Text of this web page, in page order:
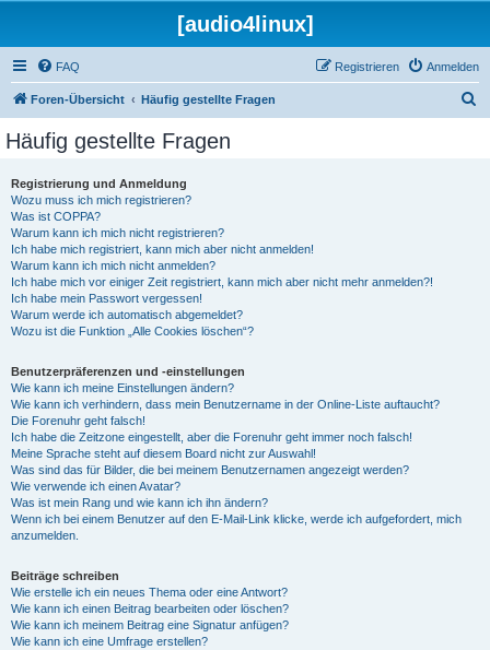
[audio4linux]
FAQ Anmelden
Registrieren
Foren-Übersicht Häufig gestellte Fragen
Häufig gestellte Fragen
Registrierung und Anmeldung
Wozu muss ich mich registrieren?
Was ist COPPA?
Warum kann ich mich nicht registrieren?
Ich habe mich registriert, kann mich aber nicht anmelden!
Warum kann ich mich nicht anmelden?
Ich habe mich vor einiger Zeit registriert, kann mich aber nicht mehr anmelden?!
Ich habe mein Passwort vergessen!
Warum werde ich automatisch abgemeldet?
Wozu ist die Funktion „Alle Cookies löschen“?
Benutzerpräferenzen und -einstellungen
Wie kann ich meine Einstellungen ändern?
Wie kann ich verhindern, dass mein Benutzername in der Online-Liste auftaucht?
Die Forenuhr geht falsch!
Ich habe die Zeitzone eingestellt, aber die Forenuhr geht immer noch falsch!
Meine Sprache steht auf diesem Board nicht zur Auswahl!
Was sind das für Bilder, die bei meinem Benutzernamen angezeigt werden?
Wie verwende ich einen Avatar?
Was ist mein Rang und wie kann ich ihn ändern?
Wenn ich bei einem Benutzer auf den E-Mail-Link klicke, werde ich aufgefordert, mich
anzumelden.
Beiträge schreiben
Wie erstelle ich ein neues Thema oder eine Antwort?
Wie kann ich einen Beitrag bearbeiten oder löschen?
Wie kann ich meinem Beitrag eine Signatur anfügen?
Wie kann ich eine Umfrage erstellen?